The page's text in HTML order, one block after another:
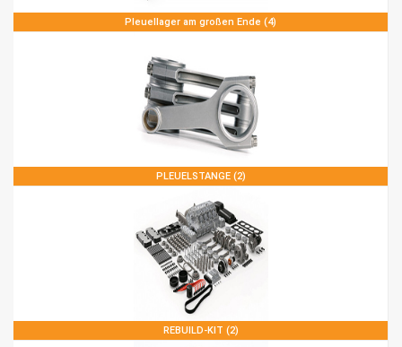
Pleuellager am großen Ende (4)
PLEUELSTANGE (2)
REBUILD-KIT (2)